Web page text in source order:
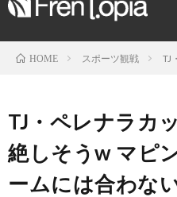
HOME スポーツ観戦 TJ
TJ・ペレナラカ
絶しそうw マピ
ームには合わな